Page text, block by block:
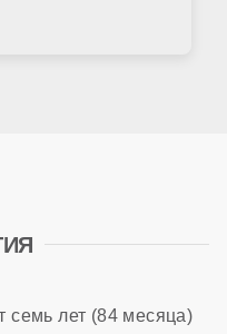
семь лет (84 месяца)